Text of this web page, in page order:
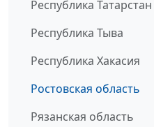
Республика Татарстан
Республика Тыва
Республика Хакасия
Ростовская область
Рязанская область